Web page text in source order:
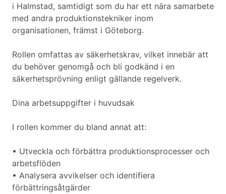
i Halmstad, samtidigt som du har ett nära samarbete
med andra produktionstekniker inom
organisationen, främst i Göteborg.
Rollen omfattas av säkerhetskrav, vilket innebär att
du behöver genomgå och bli godkänd i en
säkerhetsprövning enligt gällande regelverk.
Dina arbetsuppgifter i huvudsak
I rollen kommer du bland annat att:
• Utveckla och förbättra produktionsprocesser och
arbetsflöden
• Analysera avvikelser och identifiera
förbättringsåtgärder